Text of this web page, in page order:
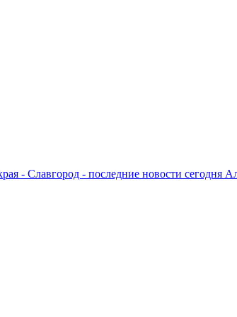
- Славгород - последние новости сегодня